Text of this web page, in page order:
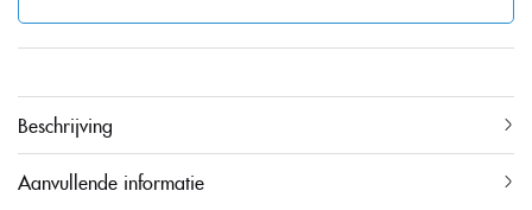
Beschrijving
Aanvullende informatie